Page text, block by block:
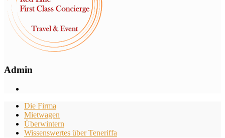
Admin
Die Firma
Mietwagen
Überwintern
Wissenswertes über Teneriffa